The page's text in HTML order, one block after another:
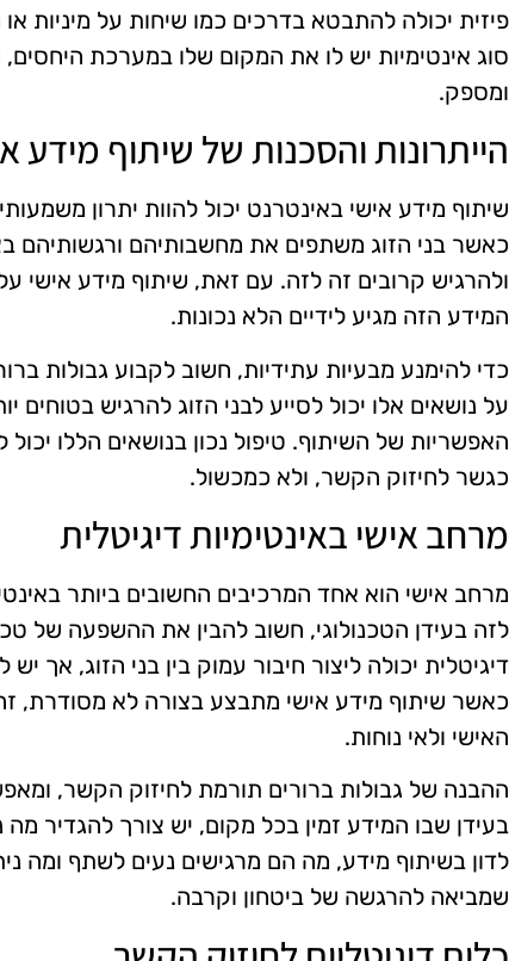
פיזית יכולה להתבטא בדרכים כמו שיחות על מיניות
סוג אינטימיות יש לו את המקום שלו במערכת
ומספק.
הייתרונות והסכנות של שיתוף מידע
שיתוף מידע אישי באינטרנט יכול להוות יתרון
כאשר בני הזוג משתפים את מחשבותיהם ורגשותיהם
ולהרגיש קרובים זה לזה. עם זאת, שיתוף מידע אישי
המידע הזה מגיע לידיים הלא נכונות.
כדי להימנע מבעיות עתידיות, חשוב לקבוע גבולות
על נושאים אלו יכול לסייע לבני הזוג להרגיש
האפשריות של השיתוף. טיפול נכון בנושאים הללו
כגשר לחיזוק הקשר, ולא כמכשול.
מרחב אישי באינטימיות דיגיטלית
מרחב אישי הוא אחד המרכיבים החשובים ביותר
לזה בעידן הטכנולוגי, חשוב להבין את ההשפעה של
דיגיטלית יכולה ליצור חיבור עמוק בין בני הזוג, אך
כאשר שיתוף מידע אישי מתבצע בצורה לא מסודרת,
האישי ולאי נוחות.
ההבנה של גבולות ברורים תורמת לחיזוק הקשר,
בעידן שבו המידע זמין בכל מקום, יש צורך להגדיר
לדון בשיתוף מידע, מה הם מרגישים נעים לשתף ומה
שמביאה להרגשה של ביטחון וקרבה.